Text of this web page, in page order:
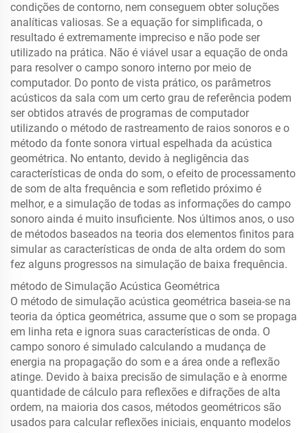
condições de contorno, nem conseguem obter soluções
analíticas valiosas. Se a equação for simplificada, o
resultado é extremamente impreciso e não pode ser
utilizado na prática. Não é viável usar a equação de onda
para resolver o campo sonoro interno por meio de
computador. Do ponto de vista prático, os parâmetros
acústicos da sala com um certo grau de referência podem
ser obtidos através de programas de computador
utilizando o método de rastreamento de raios sonoros e o
método da fonte sonora virtual espelhada da acústica
geométrica. No entanto, devido à negligência das
características de onda do som, o efeito de processamento
de som de alta frequência e som refletido próximo é
melhor, e a simulação de todas as informações do campo
sonoro ainda é muito insuficiente. Nos últimos anos, o uso
de métodos baseados na teoria dos elementos finitos para
simular as características de onda de alta ordem do som
fez alguns progressos na simulação de baixa frequência.
método de Simulação Acústica Geométrica
O método de simulação acústica geométrica baseia-se na
teoria da óptica geométrica, assume que o som se propaga
em linha reta e ignora suas características de onda. O
campo sonoro é simulado calculando a mudança de
energia na propagação do som e a área onde a reflexão
atinge. Devido à baixa precisão de simulação e à enorme
quantidade de cálculo para reflexões e difrações de alta
ordem, na maioria dos casos, métodos geométricos são
usados para calcular reflexões iniciais, enquanto modelos